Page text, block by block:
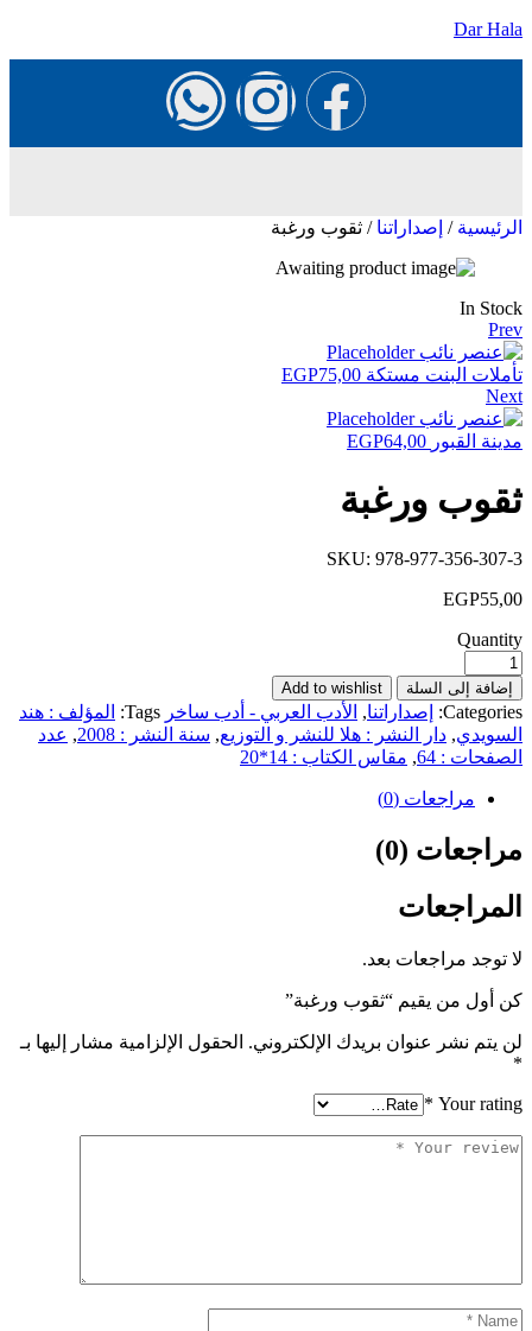
Dar Hala
الرئيسية / إصداراتنا / ثقوب ورغبة
In Stock
Prev
تأملات البنت مستكة EGP75,00
Next
مدينة القبور EGP64,00
ثقوب ورغبة
SKU: 978-977-356-307-3
EGP55,00
Quantity
إضافة إلى السلة Add to wishlist
Categories: إصداراتنا, الأدب العربي - أدب ساخر Tags:
المؤلف : هند
السويدي, دار النشر : هلا للنشر و التوزيع, سنة النشر : 2008 , عدد
الصفحات : 64
, مقاس الكتاب : 14*20
مراجعات (0)
مراجعات (0)
المراجعات
لا توجد مراجعات بعد.
كن أول من يقيم “ثقوب ورغبة”
لن يتم نشر عنوان بريدك الإلكتروني. الحقول الإلزامية مشار إليها بـ
*
Your rating
*